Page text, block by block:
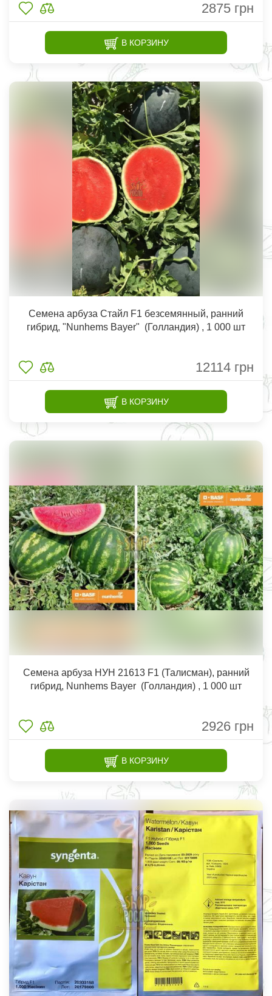
2875 грн
В КОРЗИНУ
Семена арбуза Стайл F1 безсемянный, ранний
гибрид, "Nunhems Bayer" (Голландия) , 1 000 шт
12114 грн
В КОРЗИНУ
Семена арбуза НУН 21613 F1 (Талисман), ранний
гибрид, Nunhems Bayer (Голландия) , 1 000 шт
2926 грн
В КОРЗИНУ